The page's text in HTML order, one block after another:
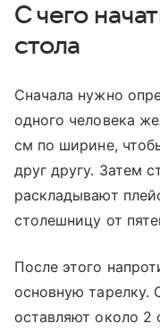
С чего
стола
Сначала нужно
одного человека
см по ширине,
друг другу. Затем
раскладывают
столешницу от
После этого
основную тарелку.
оставляют около 2